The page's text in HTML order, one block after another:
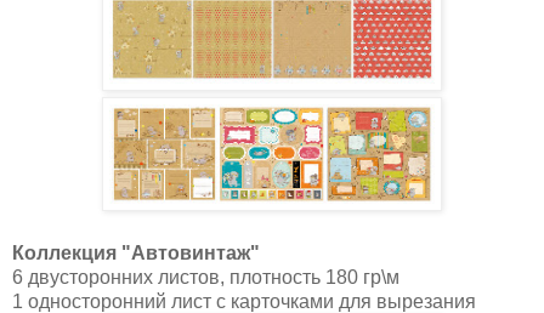
Коллекция "Автовинтаж"
6 двусторонних листов, плотность 180 гр\м
1 односторонний лист с карточками для вырезания